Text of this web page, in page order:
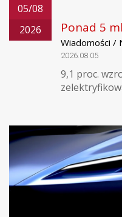
05/08
2026
Ponad 5
Wiadomości /
2026.08.05
9,1 proc.